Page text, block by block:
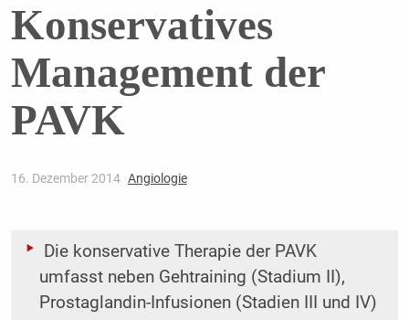
Konservatives
Management der
PAVK
16. Dezember 2014 Angiologie
Die konservative Therapie der PAVK
umfasst neben Gehtraining (Stadium II),
Prostaglandin-Infusionen (Stadien III und IV)